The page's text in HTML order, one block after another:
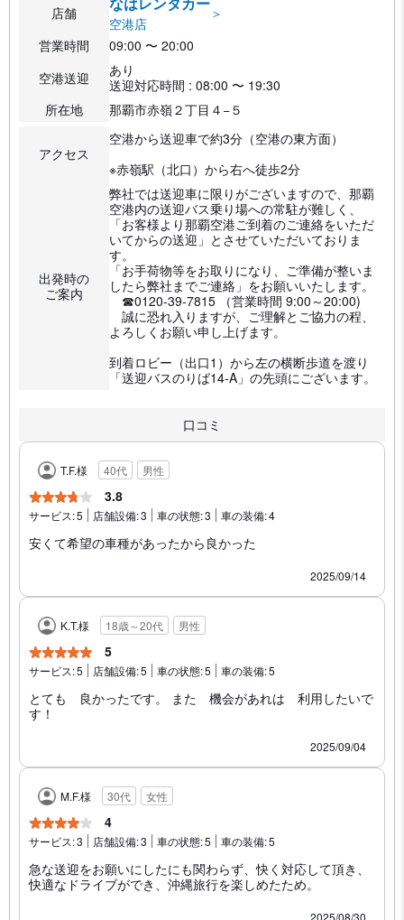
店舗
空港店
＞
営業時間
09:00 〜 20:00
空港送迎
あり
送迎対応時間 : 08:00 〜 19:30
所在地
那覇市赤嶺２丁目４−５
アクセス
空港から送迎車で約3分（空港の東方面）
※赤嶺駅（北口）から右へ徒歩2分
出発時の
ご案内
弊社では送迎車に限りがございますので、那覇
空港内の送迎バス乗り場への常駐が難しく、
「お客様より那覇空港ご到着のご連絡をいただ
いてからの送迎」とさせていただいておりま
す。
「お手荷物等をお取りになり、ご準備が整いま
したら弊社までご連絡」をお願いいたします。
☎0120-39-7815 （営業時間 9:00～20:00)
誠に恐れ入りますが、ご理解とご協力の程、
よろしくお願い申し上げます。
到着ロビー（出口1）から左の横断歩道を渡り
「送迎バスのりば14-A」の先頭にございます。
口コミ
T.F.様 40代 男性
3.8
サービス:5 店舗設備:3 車の状態:3 車の装備:4
安くて希望の車種があったから良かった
2025/09/14
K.T.様 18歳～20代 男性
5
サービス:5 店舗設備:5 車の状態:5 車の装備:5
とても 良かったです。 また 機会があれは 利用したいで
す！
2025/09/04
M.F.様 30代 女性
4
サービス:3 店舗設備:3 車の状態:5 車の装備:5
急な送迎をお願いにしたにも関わらず、快く対応して頂き、
快適なドライブができ、沖縄旅行を楽しめたため。